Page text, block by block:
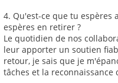
4. Qu'est-ce que tu espères
espères en retirer ?
Le quotidien de nos
leur apporter un soutien
retour, je sais que je
tâches et la